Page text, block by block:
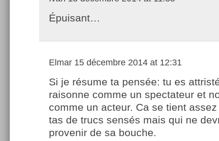
Épuisant…
Elmar 15 décembre 2014 at 12:31
Si je résume ta pensée: tu es
raisonne comme un spectateur et
comme un acteur. Ca se tient
tas de trucs sensés mais qui ne
provenir de sa bouche.